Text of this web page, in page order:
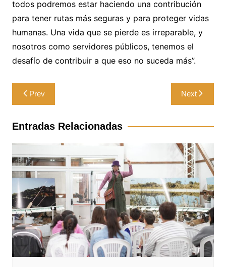
todos podremos estar haciendo una contribución
para tener rutas más seguras y para proteger vidas
humanas. Una vida que se pierde es irreparable, y
nosotros como servidores públicos, tenemos el
desafío de contribuir a que eso no suceda más”.
Navegación
de
entradas
Prev Next
Entradas Relacionadas